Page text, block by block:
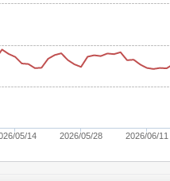
05/14 2026/05/28 2026/06/11